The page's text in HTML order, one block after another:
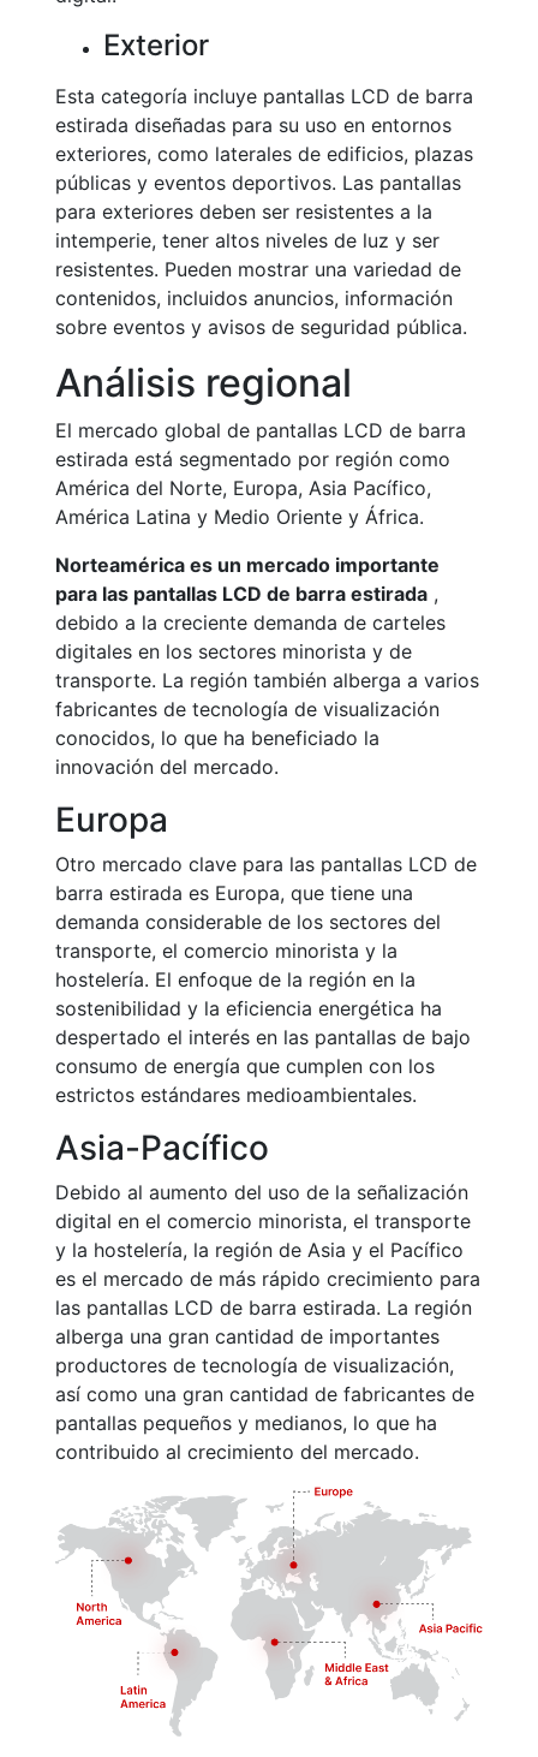
Exterior
Esta categoría incluye pantallas LCD de barra
estirada diseñadas para su uso en entornos
exteriores, como laterales de edificios, plazas
públicas y eventos deportivos. Las pantallas
para exteriores deben ser resistentes a la
intemperie, tener altos niveles de luz y ser
resistentes. Pueden mostrar una variedad de
contenidos, incluidos anuncios, información
sobre eventos y avisos de seguridad pública.
Análisis regional
El mercado global de pantallas LCD de barra
estirada está segmentado por región como
América del Norte, Europa, Asia Pacífico,
América Latina y Medio Oriente y África.
Norteamérica es un mercado importante
para las pantallas LCD de barra estirada ,
debido a la creciente demanda de carteles
digitales en los sectores minorista y de
transporte. La región también alberga a varios
fabricantes de tecnología de visualización
conocidos, lo que ha beneficiado la
innovación del mercado.
Europa
Otro mercado clave para las pantallas LCD de
barra estirada es Europa, que tiene una
demanda considerable de los sectores del
transporte, el comercio minorista y la
hostelería. El enfoque de la región en la
sostenibilidad y la eficiencia energética ha
despertado el interés en las pantallas de bajo
consumo de energía que cumplen con los
estrictos estándares medioambientales.
Asia-Pacífico
Debido al aumento del uso de la señalización
digital en el comercio minorista, el transporte
y la hostelería, la región de Asia y el Pacífico
es el mercado de más rápido crecimiento para
las pantallas LCD de barra estirada. La región
alberga una gran cantidad de importantes
productores de tecnología de visualización,
así como una gran cantidad de fabricantes de
pantallas pequeños y medianos, lo que ha
contribuido al crecimiento del mercado.